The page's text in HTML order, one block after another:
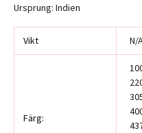
Ursprung: Indien
Vikt N/
Färg: